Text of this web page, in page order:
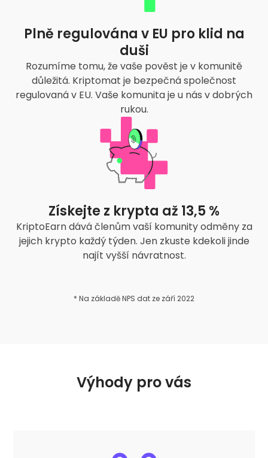
Plně regulována v EU pro klid na
duši
Rozumíme tomu, že vaše pověst je v komunitě
důležitá. Kriptomat je bezpečná společnost
regulovaná v EU. Vaše komunita je u nás v dobrých
rukou.
Získejte z krypta až 13,5 %
KriptoEarn dává členům vaší komunity odměny za
jejich krypto každý týden. Jen zkuste kdekoli jinde
najít vyšší návratnost.
* Na základě NPS dat ze září 2022
Výhody pro vás